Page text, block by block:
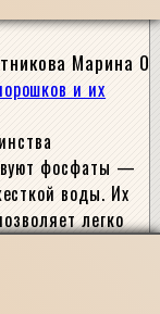
Марина 0
фосфаты —
воды. Их
легко